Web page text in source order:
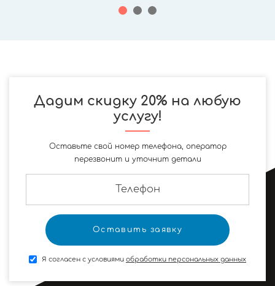
Дадим скидку 20% на любую
услугу!
Оставьте свой номер телефона, оператор
перезвонит и уточнит детали
Я согласен с условиями обработки персональных данных